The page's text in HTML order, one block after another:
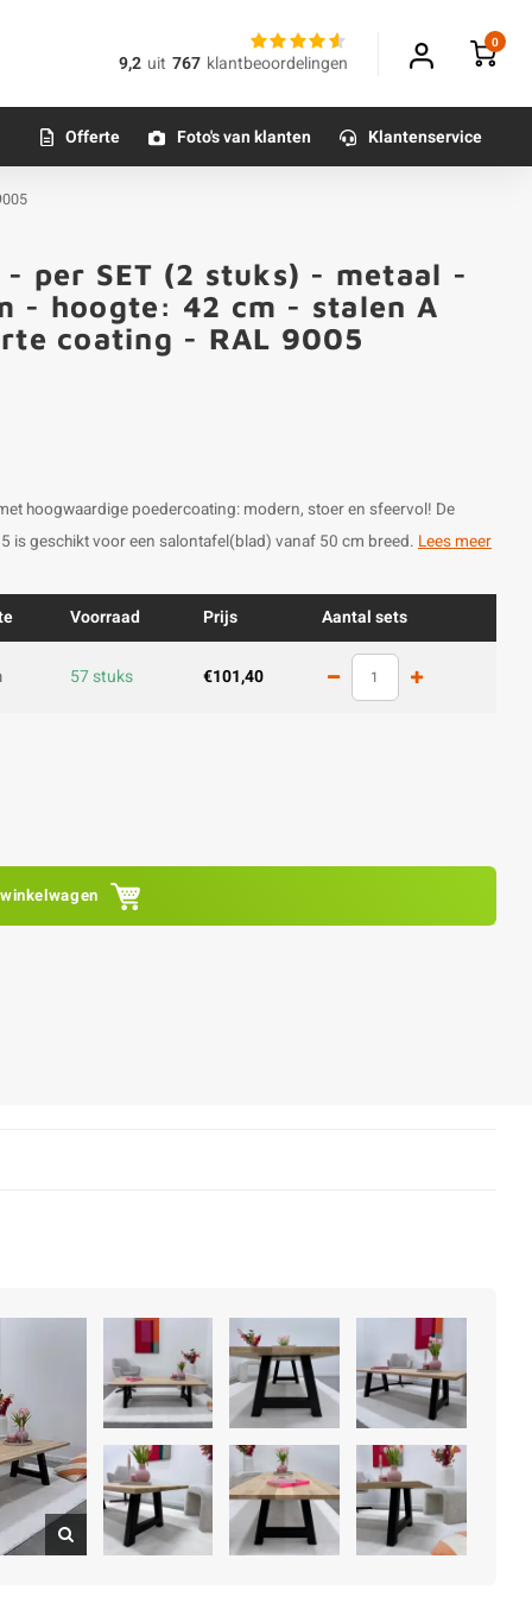
9,2 uit 767 klantbeoordelingen
0
Offerte Foto's van klanten Klantenservice
per SET (2 stuks) - metaal -
- hoogte: 42 cm - stalen A
coating - RAL 9005
hoogwaardige poedercoating: modern, stoer en sfeervol! De
is geschikt voor een salontafel(blad) vanaf 50 cm breed. Lees meer
Voorraad Prijs Aantal sets
57 stuks €101,40